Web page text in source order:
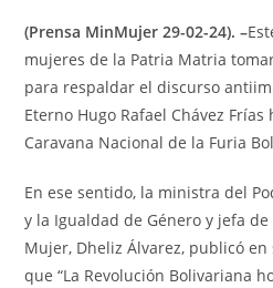
(Prensa MinMujer 29-02-24). –
mujeres de la Patria Matria
para respaldar el discurso
Eterno Hugo Rafael Chávez Frías
Caravana Nacional de la Furia
En ese sentido, la ministra del
y la Igualdad de Género y jefa
Mujer, Dheliz Álvarez, publicó
que “La Revolución Bolivariana